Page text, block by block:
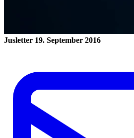
Jusletter 19. September 2016